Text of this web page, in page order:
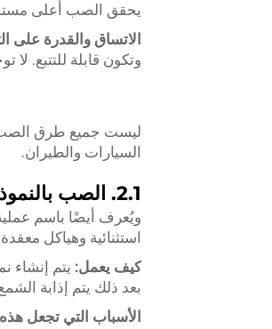
يحقق الصب أعلى
الاتساق والقدرة على
وتكون قابلة للتتبع.
ليست جميع طرق الصب
السيارات والطيران.
2.1. الصب بالنموذج الشمعي (المعيار الذهبي للتعقيد)
ويُعرف أيضًا باسم
استثنائية وهياكل
كيف يعمل: يتم إنشاء
بعد ذلك يتم إذابة
الأسباب التي تجعل